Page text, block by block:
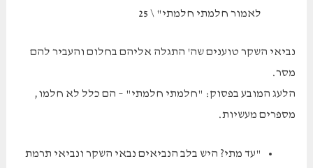
לאמור חלמתי חלמתי" \ 25
נביאי השקר טוענים שה' התגלה אליהם בחלום והעביר להם
מסר.
הלעג המובע בפסוק: "חלמתי חלמתי" – הם כלל לא חלמו,
מספרים מעשיות.
"עד מתי? היש בלב הנביאים נבאי השקר ונביאי תרמת